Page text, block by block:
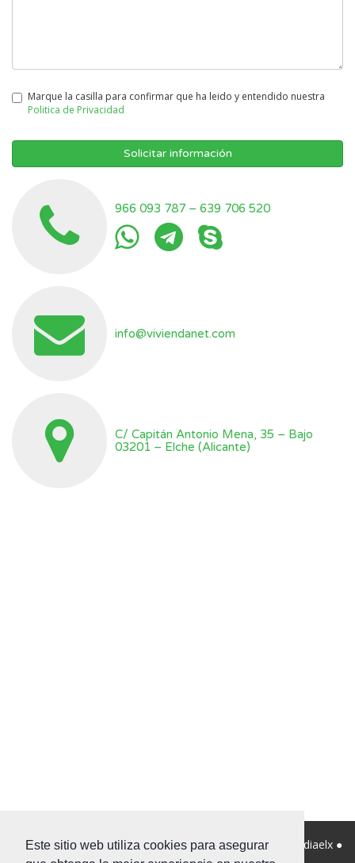
Este sitio web utiliza cookies para asegurar
Marque la casilla para confirmar que ha leido y entendido nuestra
Politica de Privacidad
Solicitar información
966 093 787 – 639 706 520
info@viviendanet.com
C/ Capitán Antonio Mena, 35 – Bajo
03201 – Elche (Alicante)
© 2026 Viviendanet Asesores Inmobiliarios ● Diseño: Mediaelx ●